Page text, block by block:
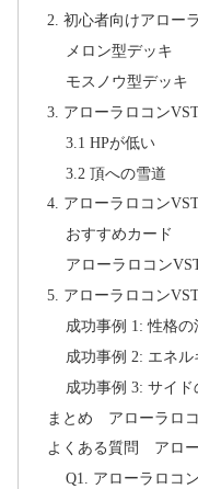
2. 初心者向けアロー
メロン型デッキ
モスノウ型デッキ
3. アローラロコン
3.1 HPが低い
3.2 頂への雪道
4. アローラロコン
おすすめカード
アローラロコン
5. アローラロコン
成功事例 1: 性格
成功事例 2: エネ
成功事例 3: サイ
まとめ アローラロ
よくある質問 アロ
Q1. アローラロコ